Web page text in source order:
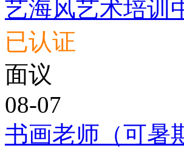
艺海风艺术培训
已认证
面议
08-07
书画老师（可暑